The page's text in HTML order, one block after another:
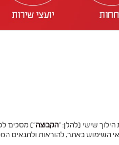
שישי (להלן: "הקבוצה") מסכים
באתר, להוראות ולתנאים